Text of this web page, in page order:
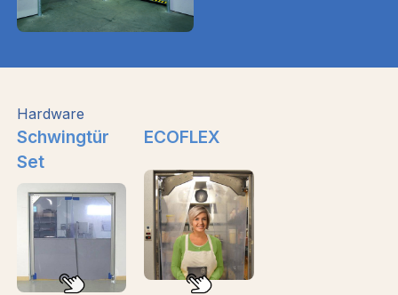
Hardware
Schwingtür
Set
ECOFLEX